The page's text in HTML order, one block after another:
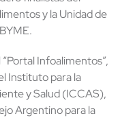
y la Unidad de
Infoalimentos”,
Instituto para la
y Salud (ICCAS),
Argentino para la